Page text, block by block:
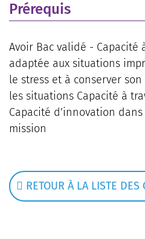
Prérequis
Avoir Bac validé - Capacité
adaptée aux situations
le stress et à conserver
les situations Capacité à
Capacité d’innovation
mission
RETOUR À LA LISTE DES